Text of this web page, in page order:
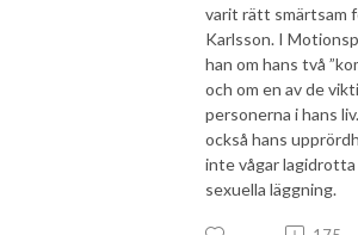
varit rätt smärtsam
Karlsson. I
han om hans två
och om en av de
personerna i hans
också hans
inte vågar lagidrotta
sexuella läggning.